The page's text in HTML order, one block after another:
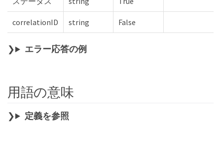
correlationID string False
エラー応答の例
用語の意味
定義を参照